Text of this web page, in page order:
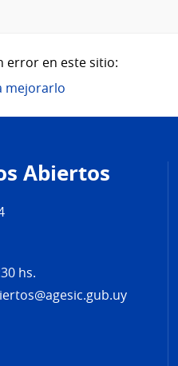
error en este sitio:
mejorarlo
Abiertos
hs.